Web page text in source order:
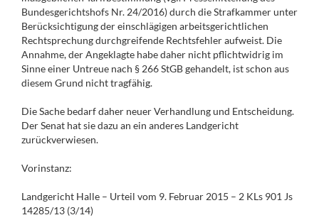
Bundesgerichtshofs Nr. 24/2016) durch die Strafkammer unter
Berücksichtigung der einschlägigen arbeitsgerichtlichen
Rechtsprechung durchgreifende Rechtsfehler aufweist. Die
Annahme, der Angeklagte habe daher nicht pflichtwidrig im
Sinne einer Untreue nach § 266 StGB gehandelt, ist schon aus
diesem Grund nicht tragfähig.
Die Sache bedarf daher neuer Verhandlung und Entscheidung.
Der Senat hat sie dazu an ein anderes Landgericht
zurückverwiesen.
Vorinstanz:
Landgericht Halle – Urteil vom 9. Februar 2015 – 2 KLs 901 Js
14285/13 (3/14)